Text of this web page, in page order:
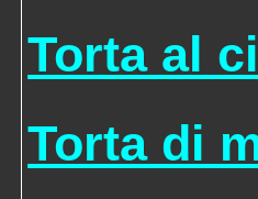
Torta al
Torta di